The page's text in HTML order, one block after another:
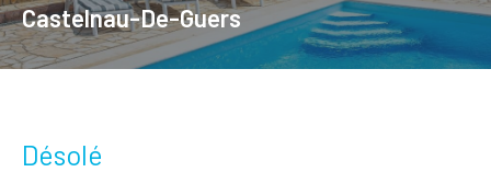
Castelnau-De-Guers
Désolé